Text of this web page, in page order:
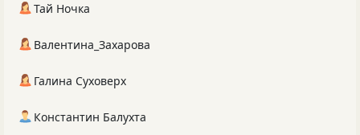
Тай Ночка
Валентина_Захарова
Галина Суховерх
Константин Балухта